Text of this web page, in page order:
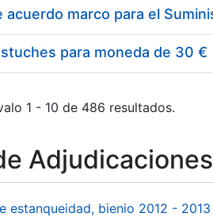
para moneda de 30 €
1 - 10 de 486 resultados.
Adjudicaciones
estanqueidad, bienio 2012 - 2013